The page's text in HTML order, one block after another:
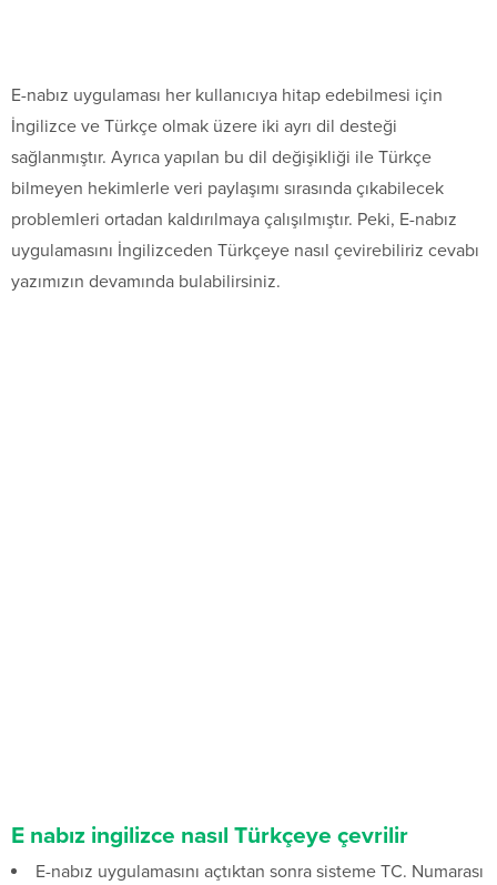
E-nabız uygulaması her kullanıcıya hitap edebilmesi için
İngilizce ve Türkçe olmak üzere iki ayrı dil desteği
sağlanmıştır. Ayrıca yapılan bu dil değişikliği ile Türkçe
bilmeyen hekimlerle veri paylaşımı sırasında çıkabilecek
problemleri ortadan kaldırılmaya çalışılmıştır. Peki, E-nabız
uygulamasını İngilizceden Türkçeye nasıl çevirebiliriz cevabı
yazımızın devamında bulabilirsiniz.
E nabız ingilizce nasıl Türkçeye çevrilir
E-nabız uygulamasını açtıktan sonra sisteme TC. Numarası